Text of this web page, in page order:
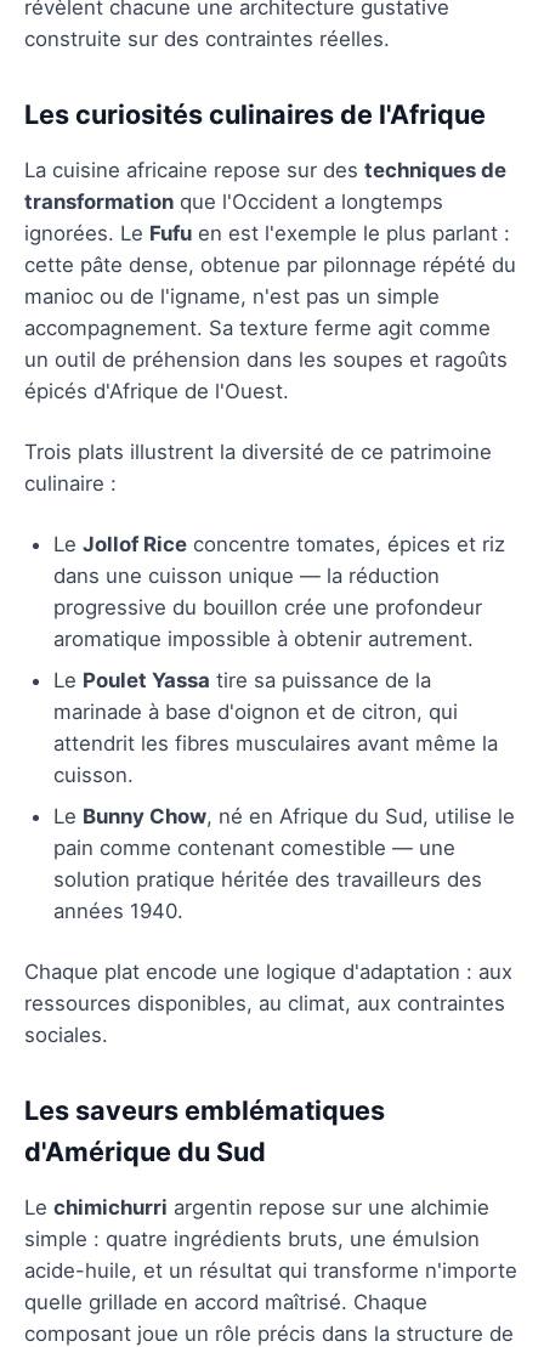
révèlent chacune une architecture gustative
construite sur des contraintes réelles.
Les curiosités culinaires de l'Afrique
La cuisine africaine repose sur des techniques de
transformation que l'Occident a longtemps
ignorées. Le Fufu en est l'exemple le plus parlant :
cette pâte dense, obtenue par pilonnage répété du
manioc ou de l'igname, n'est pas un simple
accompagnement. Sa texture ferme agit comme
un outil de préhension dans les soupes et ragoûts
épicés d'Afrique de l'Ouest.
Trois plats illustrent la diversité de ce patrimoine
culinaire :
Le Jollof Rice concentre tomates, épices et riz
dans une cuisson unique — la réduction
progressive du bouillon crée une profondeur
aromatique impossible à obtenir autrement.
Le Poulet Yassa tire sa puissance de la
marinade à base d'oignon et de citron, qui
attendrit les fibres musculaires avant même la
cuisson.
Le Bunny Chow, né en Afrique du Sud, utilise le
pain comme contenant comestible — une
solution pratique héritée des travailleurs des
années 1940.
Chaque plat encode une logique d'adaptation : aux
ressources disponibles, au climat, aux contraintes
sociales.
Les saveurs emblématiques
d'Amérique du Sud
Le chimichurri argentin repose sur une alchimie
simple : quatre ingrédients bruts, une émulsion
acide-huile, et un résultat qui transforme n'importe
quelle grillade en accord maîtrisé. Chaque
composant joue un rôle précis dans la structure de